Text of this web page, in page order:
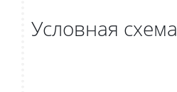
Условная схема